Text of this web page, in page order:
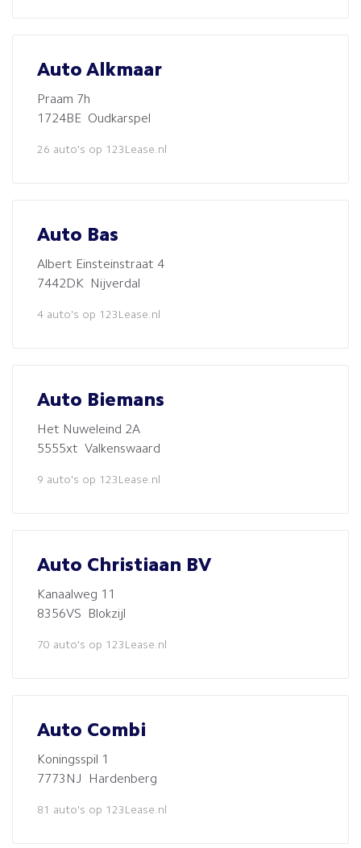
Auto Alkmaar
Praam 7h
1724BE Oudkarspel
26 auto's op 123Lease.nl
Auto Bas
Albert Einsteinstraat 4
7442DK Nijverdal
4 auto's op 123Lease.nl
Auto Biemans
Het Nuweleind 2A
5555xt Valkenswaard
9 auto's op 123Lease.nl
Auto Christiaan BV
Kanaalweg 11
8356VS Blokzijl
70 auto's op 123Lease.nl
Auto Combi
Koningsspil 1
7773NJ Hardenberg
81 auto's op 123Lease.nl